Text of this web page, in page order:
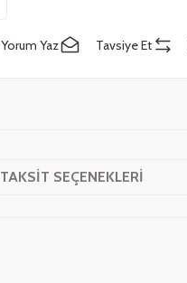
Yorum Yaz Tavsiye Et
TAKSIT SEÇENEKLERI